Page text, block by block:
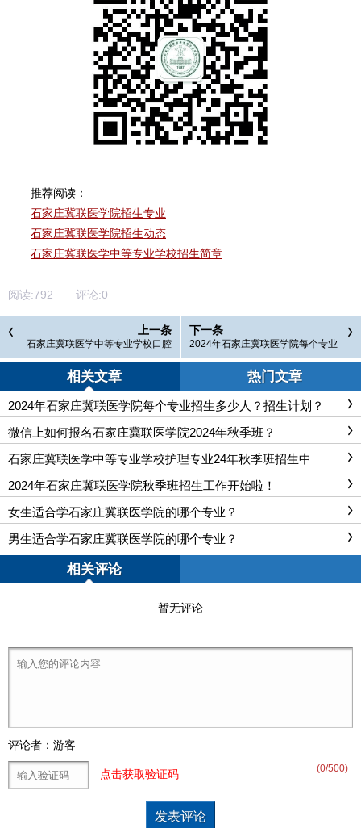
推荐阅读：
石家庄冀联医学院招生专业
石家庄冀联医学院招生动态
石家庄冀联医学中等专业学校招生简章
阅读:792 评论:0
上一条
石家庄冀联医学中等专业学校口腔
修复工艺专业介绍
下一条
2024年石家庄冀联医学院每个专业
招生多少人？招生计划？
相关文章 热门文章
2024年石家庄冀联医学院每个专业招生多少人？招生计划？
微信上如何报名石家庄冀联医学院2024年秋季班？
石家庄冀联医学中等专业学校护理专业24年秋季班招生中
2024年石家庄冀联医学院秋季班招生工作开始啦！
女生适合学石家庄冀联医学院的哪个专业？
男生适合学石家庄冀联医学院的哪个专业？
相关评论
暂无评论
评论者：游客
(0/500)
点击获取验证码